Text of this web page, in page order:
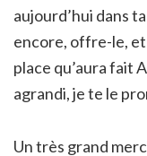
aujourd’hui dans
encore, offre-le,
place qu’aura fait
agrandi, je te le
Un très grand